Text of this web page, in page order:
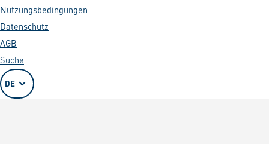
Nutzungsbedingungen
Datenschutz
AGB
Suche
DE